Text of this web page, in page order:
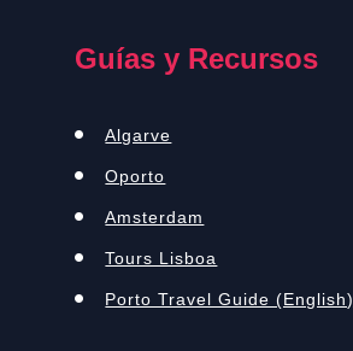
Guías y Recursos
Algarve
Oporto
Amsterdam
Tours Lisboa
Porto Travel Guide (English)